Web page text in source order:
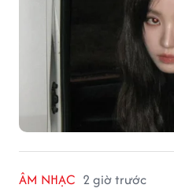
ÂM NHẠC 2 giờ trước